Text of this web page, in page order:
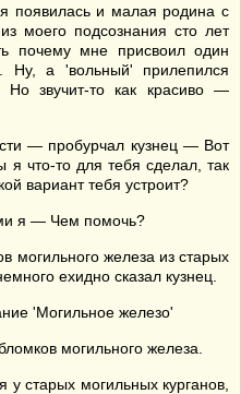
появилась и малая родина с
моего подсознания сто лет
почему мне присвоил один
Ну, а 'вольный' прилепился
Но звучит-то как красиво —
— пробурчал кузнец — Вот
я что-то для тебя сделал, так
вариант тебя устроит?
я — Чем помочь?
могильного железа из старых
ехидно сказал кузнец.
'Могильное железо'
могильного железа.
у старых могильных курганов,